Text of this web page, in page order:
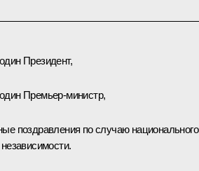
Президент,
Премьер-министр,
поздравления по случаю национального